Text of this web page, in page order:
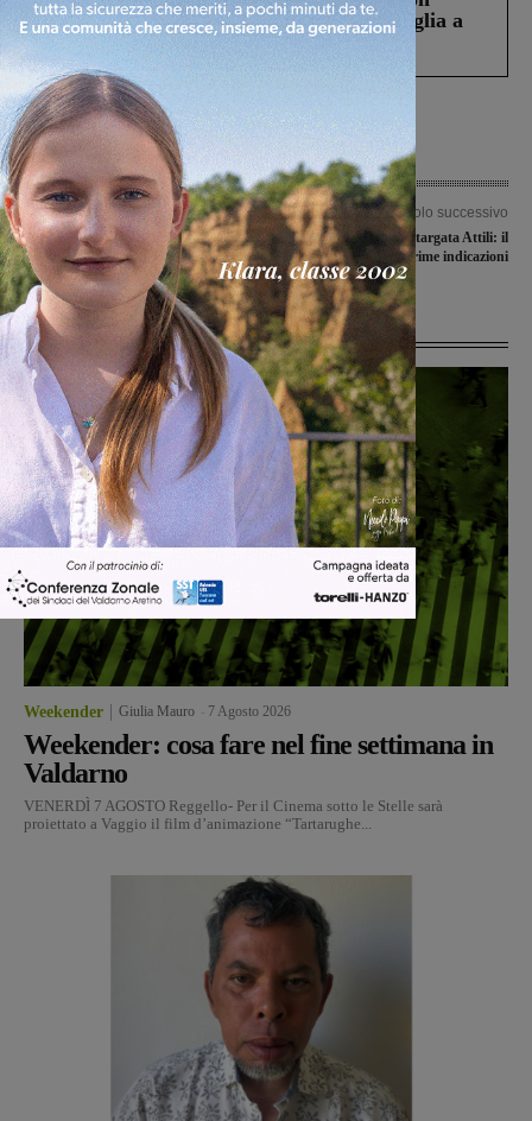
Fiorentino l’uomo che aveva ucciso la figlia a
Levane nel 2020
Articolo precedente
Scontro frontale tra due auto sulla
regionale 69: tre i feriti
Articolo successivo
Cena per la Bucinese targata Attili: il
Mister dà le prime indicazioni
Ultime Notizie
Weekender Giulia Mauro 7 Agosto 2026
Weekender: cosa fare nel fine settimana in
Valdarno
VENERDÌ 7 AGOSTO Reggello- Per il Cinema sotto le Stelle sarà
proiettato a Vaggio il film d’animazione “Tartarughe...